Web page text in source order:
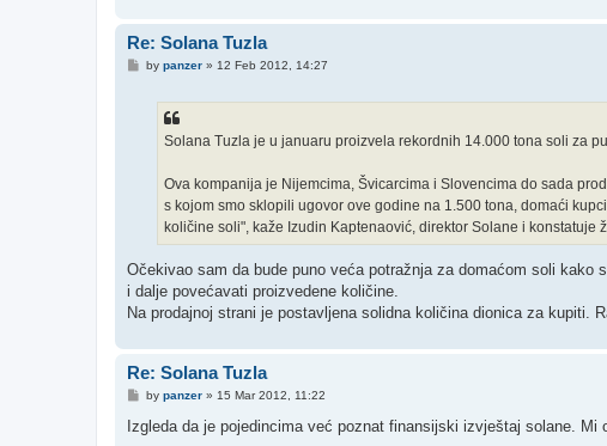
Re: Solana Tuzla
Pby panzer» 12 Feb 2012, 14:27
Solana Tuzla je u januaru proizvela rekordnih 14.000 tona soli za
Ova kompanija je Nijemcima, Švicarcima i Slovencima do sada
s kojom smo sklopili ugovor ove godine na 1.500 tona, domaći
količine soli", kaže Izudin Kaptenaović, direktor Solane i
Očekivao sam da bude puno veća potražnja za domaćom soli
i dalje povećavati proizvedene količine.
Na prodajnoj strani je postavljena solidna količina dionica za kupiti.
Re: Solana Tuzla
P
s
t
by panzer» 15 Mar 2012, 11:22
Izgleda da je pojedincima već poznat finansijski izvještaj solane.